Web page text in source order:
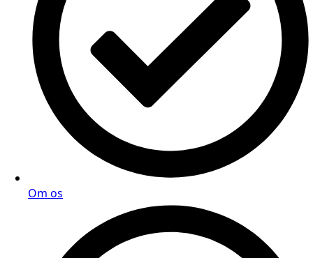
Om os